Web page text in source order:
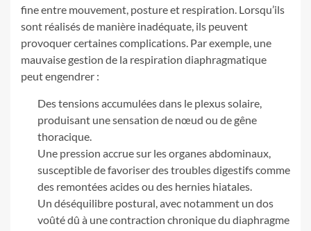
fine entre mouvement, posture et respiration. Lorsqu’ils
sont réalisés de manière inadéquate, ils peuvent
provoquer certaines complications. Par exemple, une
mauvaise gestion de la respiration diaphragmatique
peut engendrer :
Des tensions accumulées dans le plexus solaire,
produisant une sensation de nœud ou de gêne
thoracique.
Une pression accrue sur les organes abdominaux,
susceptible de favoriser des troubles digestifs comme
des remontées acides ou des hernies hiatales.
Un déséquilibre postural, avec notamment un dos
voûté dû à une contraction chronique du diaphragme